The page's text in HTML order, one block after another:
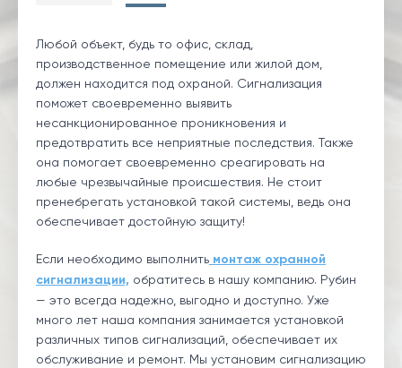
Любой объект, будь то офис, склад,
производственное помещение или жилой дом,
должен находится под охраной. Сигнализация
поможет своевременно выявить
несанкционированное проникновения и
предотвратить все неприятные последствия. Также
она помогает своевременно среагировать на
любые чрезвычайные происшествия. Не стоит
пренебрегать установкой такой системы, ведь она
обеспечивает достойную защиту!
Если необходимо выполнить монтаж охранной
сигнализации, обратитесь в нашу компанию. Рубин
— это всегда надежно, выгодно и доступно. Уже
много лет наша компания занимается установкой
различных типов сигнализаций, обеспечивает их
обслуживание и ремонт. Мы установим сигнализацию